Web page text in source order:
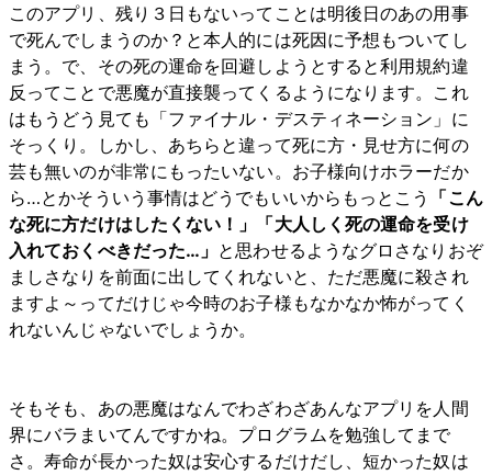
このアプリ、残り３日もないってことは明後日のあの用事
で死んでしまうのか？と本人的には死因に予想もついてし
まう。で、その死の運命を回避しようとすると利用規約違
反ってことで悪魔が直接襲ってくるようになります。これ
はもうどう見ても「ファイナル・デスティネーション」に
そっくり。しかし、あちらと違って死に方・見せ方に何の
芸も無いのが非常にもったいない。お子様向けホラーだか
ら…とかそういう事情はどうでもいいからもっとこう
「こん
な死に方だけはしたくない！」「大人しく死の運命を受け
入れておくべきだった…」 と思わせるようなグロさなりおぞ
ましさなりを前面に出してくれないと、ただ悪魔に殺され
ますよ～ってだけじゃ今時のお子様もなかなか怖がってく
れないんじゃないでしょうか。
そもそも、あの悪魔はなんでわざわざあんなアプリを人間
界にバラまいてんですかね。プログラムを勉強してまで
さ。寿命が長かった奴は安心するだけだし、短かった奴は